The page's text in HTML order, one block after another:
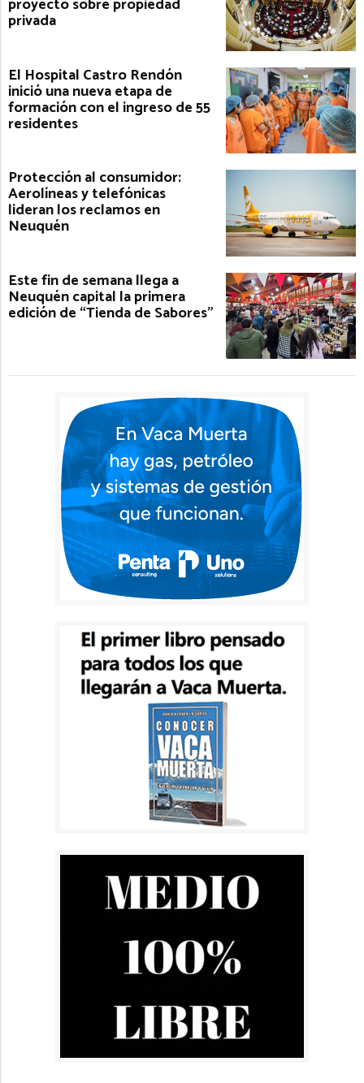
privada
El Hospital Castro Rendón
inició una nueva etapa de
formación con el ingreso de 55
residentes
Protección al consumidor:
Aerolíneas y telefónicas
lideran los reclamos en
Neuquén
Este fin de semana llega a
Neuquén capital la primera
edición de “Tienda de Sabores”